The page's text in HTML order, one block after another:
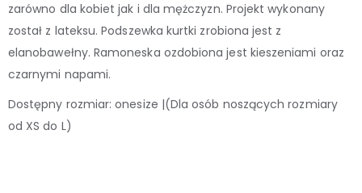
zarówno dla kobiet jak i dla mężczyzn. Projekt wykonany
został z lateksu. Podszewka kurtki zrobiona jest z
elanobawełny. Ramoneska ozdobiona jest kieszeniami oraz
czarnymi napami.
Dostępny rozmiar: onesize |(Dla osób noszących rozmiary
od XS do L)